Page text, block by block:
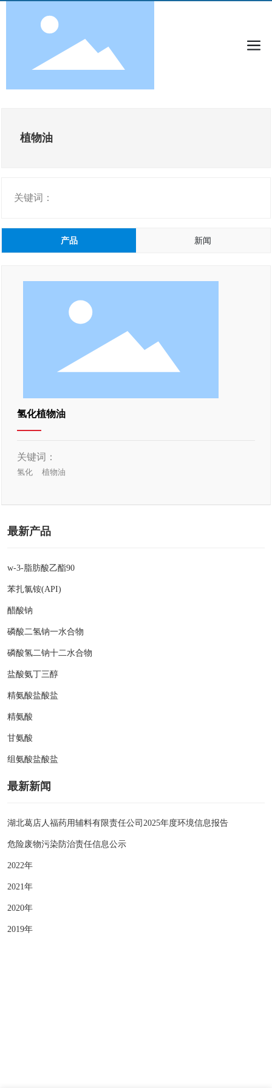
植物油
关键词：
产品 新闻
氢化植物油
关键词：
氢化 植物油
最新产品
w-3-脂肪酸乙酯90
苯扎氯铵(API)
醋酸钠
磷酸二氢钠一水合物
磷酸氢二钠十二水合物
盐酸氨丁三醇
精氨酸盐酸盐
精氨酸
甘氨酸
组氨酸盐酸盐
最新新闻
湖北葛店人福药用辅料有限责任公司2025年度环境信息报告
危险废物污染防治责任信息公示
2022年
2021年
2020年
2019年